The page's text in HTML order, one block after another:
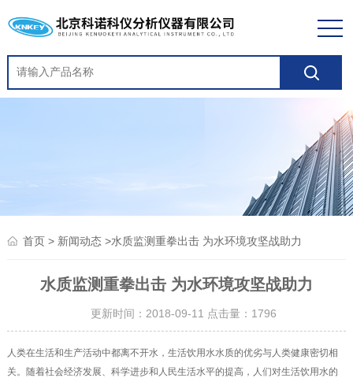
首页> 新闻动态>水质监测重拳出击 为水环境攻坚战助力
水质监测重拳出击 为水环境攻坚战助力
更新时间：2018-09-11 点击量： 1796
人类在生活和生产活动中都离不开水，生活饮用水水质的优劣与人类健康密切相
关。随着社会经济发展、科学进步和人民生活水平的提高，人们对生活饮用水的